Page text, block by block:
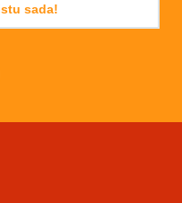
sada!